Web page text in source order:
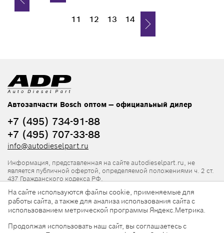
11 12 13 14
Автозапчасти Bosch оптом — официальный дилер
+7 (495) 734-91-88
+7 (495) 707-33-88
info@autodieselpart.ru
Информация, представленная на сайте autodieselpart.ru, не
является публичной офертой, определяемой положениями ч. 2 ст.
437 Гражданского кодекса РФ.
Нормативная документация
ADP в социальных сетях
На сайте используются файлы cookie, применяемые для
работы сайта, а также для анализа использования сайта с
использованием метрической программы Яндекс.Метрика.
Продолжая использовать наш сайт, вы соглашаетесь с